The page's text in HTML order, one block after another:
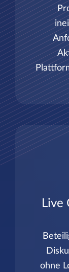
Live
ohne